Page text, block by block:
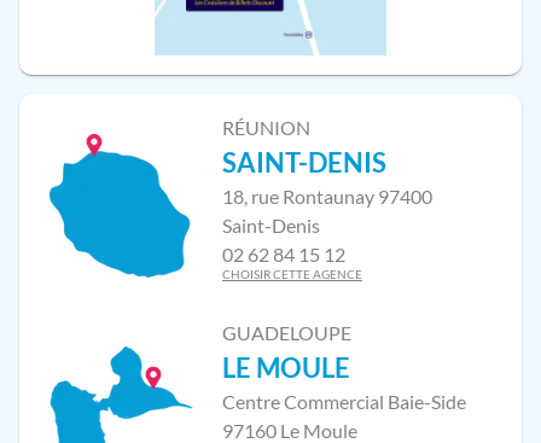
RÉUNION
SAINT-DENIS
18, rue Rontaunay 97400
Saint-Denis
02 62 84 15 12
CHOISIR CETTE AGENCE
GUADELOUPE
LE MOULE
Centre Commercial Baie-Side
97160 Le Moule